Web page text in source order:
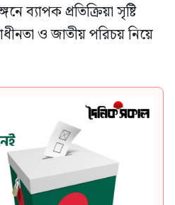
ব্যাপক প্রতিক্রিয়া সৃষ্টি
ও জাতীয় পরিচয় নিয়ে